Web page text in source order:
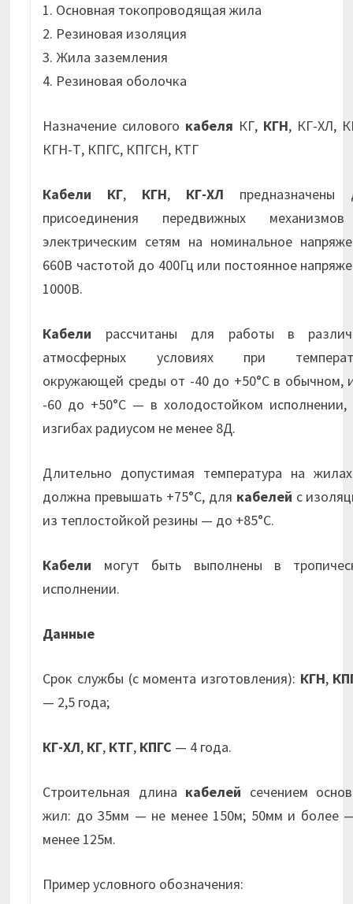
1. Основная токопроводящая жила
2. Резиновая изоляция
3. Жила заземления
4. Резиновая оболочка
Назначение силового кабеля КГ, КГН, КГ-ХЛ,
КГН-Т, КПГС, КПГСН, КТГ
Кабели КГ, КГН, КГ-ХЛ предназначены
присоединения передвижных
электрическим сетям на номинальное
660В частотой до 400Гц или постоянное
1000В.
Кабели рассчитаны для работы в
атмосферных условиях при
окружающей среды от -40 до +50°С в обычном,
-60 до +50°С — в холодостойком исполнении,
изгибах радиусом не менее 8Д.
Длительно допустимая температура на
должна превышать +75°С, для кабелей с
из теплостойкой резины — до +85°С.
Кабели могут быть выполнены в
исполнении.
Данные
Срок службы (с момента изготовления): КГН,
— 2,5 года;
КГ-ХЛ, КГ, КТГ, КПГС — 4 года.
Строительная длина кабелей сечением
жил: до 35мм — не менее 150м; 50мм и более
менее 125м.
Пример условного обозначения: